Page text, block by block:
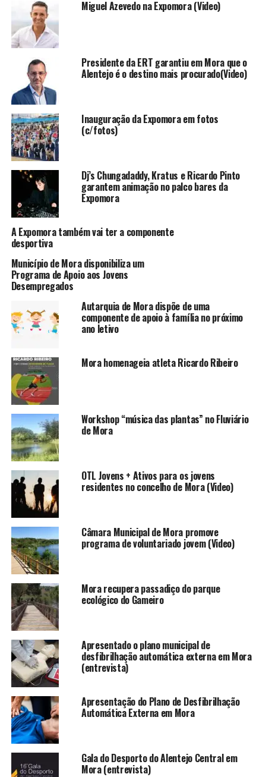
Miguel Azevedo na Expomora (Video)
Presidente da ERT garantiu em Mora que o
Alentejo é o destino mais procurado(Video)
Inauguração da Expomora em fotos
(c/fotos)
Dj’s Chungadaddy, Kratus e Ricardo Pinto
garantem animação no palco bares da
Expomora
A Expomora também vai ter a componente
desportiva
Município de Mora disponibiliza um
Programa de Apoio aos Jovens
Desempregados
Autarquia de Mora dispõe de uma
componente de apoio à família no próximo
ano letivo
Mora homenageia atleta Ricardo Ribeiro
Workshop “música das plantas” no Fluviário
de Mora
OTL Jovens + Ativos para os jovens
residentes no concelho de Mora (Video)
Câmara Municipal de Mora promove
programa de voluntariado jovem (Video)
Mora recupera passadiço do parque
ecológico do Gameiro
Apresentado o plano municipal de
desfibrilhação automática externa em Mora
(entrevista)
Apresentação do Plano de Desfibrilhação
Automática Externa em Mora
Gala do Desporto do Alentejo Central em
Mora (entrevista)